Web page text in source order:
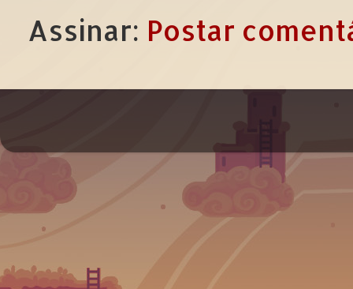
Assinar: Postar